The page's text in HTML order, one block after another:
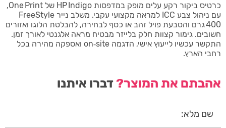
כרטיס ביקור רקע עלים מופק במדפסות HP Indigo של One Print,
עם ניהול צבע ICC למראה מקצועי עקבי. משלב נייר FreeStyle
400 גרם והטבעת פויל זהב או כסף לבחירה, להבלטת הלוגו ואזורים
חשובים. גימור קצוות חלק בלייזר מבטיח מראה אלגנטי לאורך זמן.
התקשר עכשיו לייעוץ אישי, הדגמה on‑site ואספקה מהירה בכל
רחבי הארץ.
אהבתם את המוצר?דברו איתנו